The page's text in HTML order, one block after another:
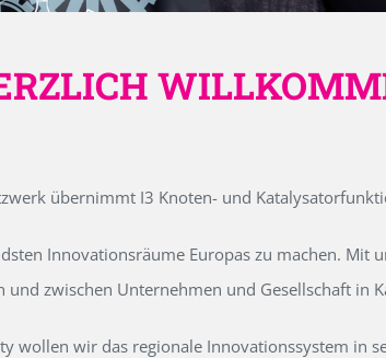
übernimmt I3 Knoten- und
Innovationsräume Europas zu machen.
zwischen Unternehmen und Gesellschaft in
wollen wir das regionale Innovationssystem in